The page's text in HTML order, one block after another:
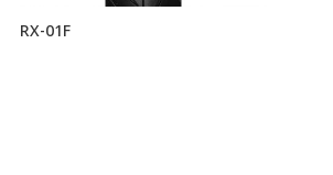
RX-01F